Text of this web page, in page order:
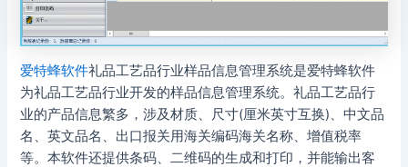
爱特蜂软件礼品工艺品行业样品信息管理系统是爱特蜂软件
为礼品工艺品行业开发的样品信息管理系统。礼品工艺品行
业的产品信息繁多，涉及材质、尺寸(厘米英寸互换)、中文品
名、英文品名、出口报关用海关编码海关名称、增值税率
等。本软件还提供条码、二维码的生成和打印，并能输出客